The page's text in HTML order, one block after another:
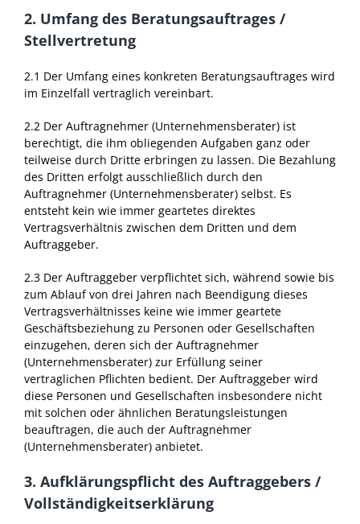
2. Umfang des Beratungsauftrages /
Stellvertretung
2.1 Der Umfang eines konkreten Beratungsauftrages wird
im Einzelfall vertraglich vereinbart.
2.2 Der Auftragnehmer (Unternehmensberater) ist
berechtigt, die ihm obliegenden Aufgaben ganz oder
teilweise durch Dritte erbringen zu lassen. Die Bezahlung
des Dritten erfolgt ausschließlich durch den
Auftragnehmer (Unternehmensberater) selbst. Es
entsteht kein wie immer geartetes direktes
Vertragsverhältnis zwischen dem Dritten und dem
Auftraggeber.
2.3 Der Auftraggeber verpflichtet sich, während sowie bis
zum Ablauf von drei Jahren nach Beendigung dieses
Vertragsverhältnisses keine wie immer geartete
Geschäftsbeziehung zu Personen oder Gesellschaften
einzugehen, deren sich der Auftragnehmer
(Unternehmensberater) zur Erfüllung seiner
vertraglichen Pflichten bedient. Der Auftraggeber wird
diese Personen und Gesellschaften insbesondere nicht
mit solchen oder ähnlichen Beratungsleistungen
beauftragen, die auch der Auftragnehmer
(Unternehmensberater) anbietet.
3. Aufklärungspflicht des Auftraggebers /
Vollständigkeitserklärung